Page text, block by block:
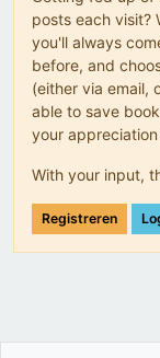
posts each visit?
you'll always
before, and
(either via email,
able to save
your
With your input,
Registreren